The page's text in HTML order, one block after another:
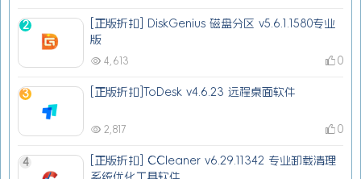
2
[正版折扣] DiskGenius 磁盘分区 v5.6.1.1580专业
版
4,613 0
3 [正版折扣]ToDesk v4.6.23 远程桌面软件
2,817 0
4
[正版折扣] CCleaner v6.29.11342 专业卸载清理
系统优化工具软件